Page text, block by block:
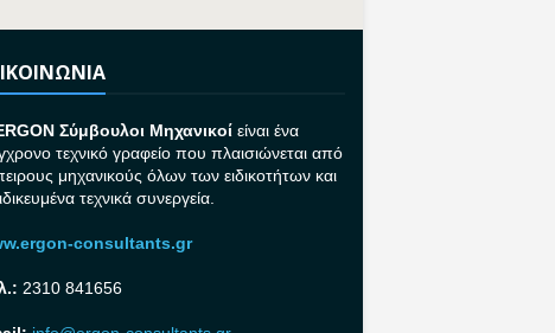
Σύμβουλοι Μηχανικοί είναι ένα
τεχνικό γραφείο που πλαισιώνεται από
μηχανικούς όλων των ειδικοτήτων και
τεχνικά συνεργεία.
consultants.gr
2310 841656